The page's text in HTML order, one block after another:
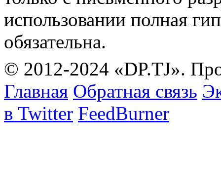
использовании полная
обязательна.
© 2012-2024 «DP.TJ».
Главная Обратная связь
в Twitter FeedBurner